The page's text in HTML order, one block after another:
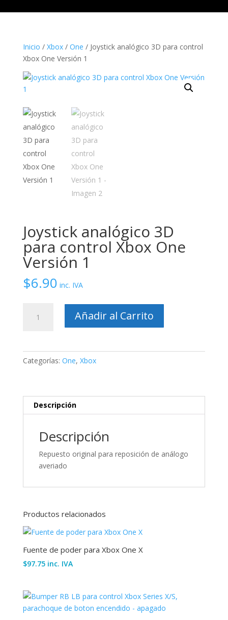
Inicio / Xbox/ One / Joystick analógico 3D para control
Xbox One Versión 1
Joystick analógico 3D
para control Xbox One
Versión 1
$6.90 inc. IVA
analógico
cantidad
Añadir al Carrito
Categorías: One, Xbox
Descripción
Descripción
Repuesto original para reposición de análogo
averiado
Productos relacionados
Fuente de poder para Xbox One X
$97.75 inc. IVA